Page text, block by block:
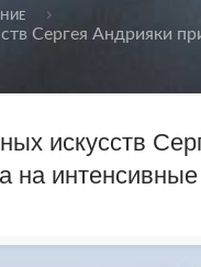
Сергея Андрияки
искусств
на